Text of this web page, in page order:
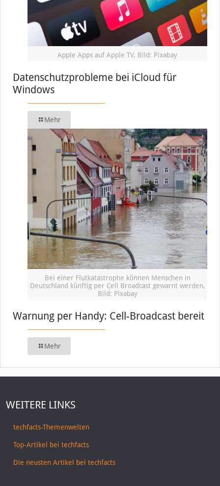
Apple Apps auf Apple TV, Bild: Pixabay
Datenschutzprobleme bei iCloud für
Windows
Mehr
Bei einer Flutkatastrophe können Menschen in
Deutschland künftig per Cell Broadcast gewarnt werden,
Bild: Pixabay
Warnung per Handy: Cell-Broadcast bereit
Mehr
WEITERE LINKS
techfacts-Themenwelten
Top-Artikel bei techfacts
Die neusten Artikel bei techfacts